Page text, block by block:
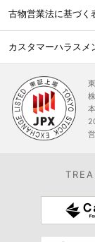
古物営業法に基づく
カスタマーハラスメ